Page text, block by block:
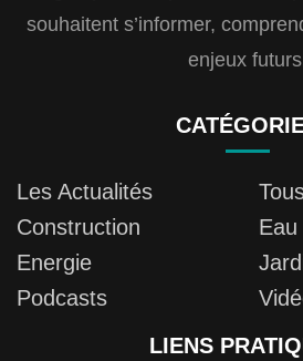
souhaitent s’informer,
enjeux
Les Actualités
Construction
Eau
Energie
Podcasts
LIENS